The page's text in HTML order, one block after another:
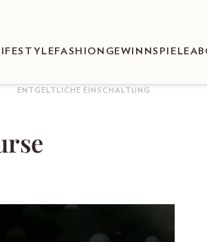
FASHION GEWINNSPIELE
ENTGELTLICHE EINSCHALTUNG